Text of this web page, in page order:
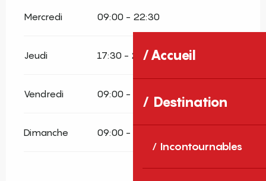
Accueil
Destination
Incontournables
Mercredi 09:00 - 22:30
Jeudi 17:30 - 22:30
Vendredi 09:00 - 22:30
Dimanche 09:00 - 15:00